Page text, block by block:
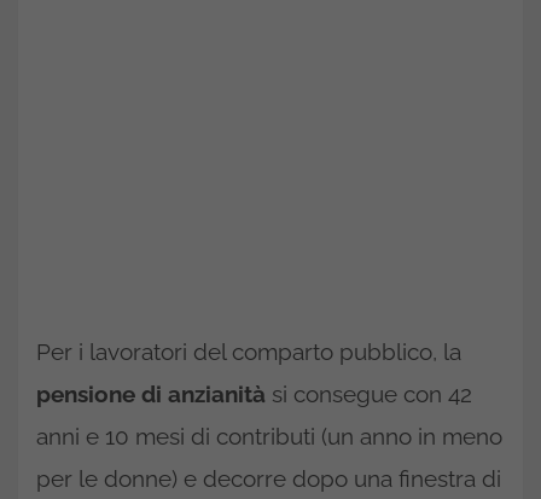
Per i lavoratori del comparto pubblico, la
pensione di anzianità si consegue con 42
anni e 10 mesi di contributi (un anno in meno
per le donne) e decorre dopo una finestra di